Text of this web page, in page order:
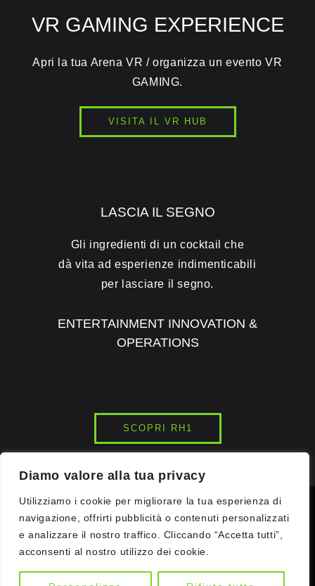
Diamo valore alla tua privacy
Utilizziamo i cookie per migliorare la tua esperienza di
navigazione, offrirti pubblicità o contenuti personalizzati
e analizzare il nostro traffico. Cliccando “Accetta tutti”,
acconsenti al nostro utilizzo dei cookie.
VR GAMING EXPERIENCE
Apri la tua Arena VR / organizza un evento VR
GAMING.
VISITA IL VR HUB
LASCIA IL SEGNO
Gli ingredienti di un cocktail che
dà vita ad esperienze indimenticabili
per lasciare il segno.
ENTERTAINMENT INNOVATION &
OPERATIONS
SCOPRI RH1
STUDIOS. ALL RIGHTS RESERVED.
COMMUNICATION WOW. DRONE LIGHT SHOWS | VR GAMING |
ENTERTAINMENT CENTRES